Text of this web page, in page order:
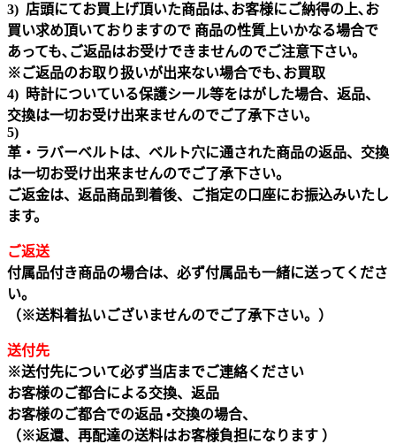
3) 店頭にてお買上げ頂いた商品は､お客様にご納得の上､お
買い求め頂いておりますので 商品の性質上いかなる場合で
あっても､ご返品はお受けできませんのでご注意下さい｡
※ご返品のお取り扱いが出来ない場合でも､お買取
4) 時計についている保護シール等をはがした場合、返品、
交換は一切お受け出来ませんのでご了承下さい。
5)
革・ラバーベルトは、ベルト穴に通された商品の返品、交換
は一切お受け出来ませんのでご了承下さい。
ご返金は、返品商品到着後、ご指定の口座にお振込みいたし
ます。
ご返送
付属品付き商品の場合は、必ず付属品も一緒に送ってくださ
い。
（※送料着払いございませんのでご了承下さい。）
送付先
※送付先について必ず当店までご連絡ください
お客様のご都合による交換、返品
お客様のご都合での返品 •交換の場合、
（※返還、再配達の送料はお客様負担になります ）